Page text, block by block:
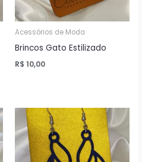
Acessórios de Moda
Brincos Gato Estilizado
R$ 10,00